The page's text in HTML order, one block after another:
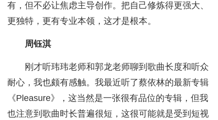
有，但不必让焦虑主导创作。把自己修炼得更强大、
更独特，更有专业本领，这才是根本。
周钰淇
刚才听玮玮老师和郭龙老师聊到歌曲长度和听众
耐心，我也颇有感触。我最近听了蔡依林的最新专辑
《Pleasure》，这当然是一张很有品位的专辑，但我
也注意到歌曲时长普遍很短，这很可能就是受到短视